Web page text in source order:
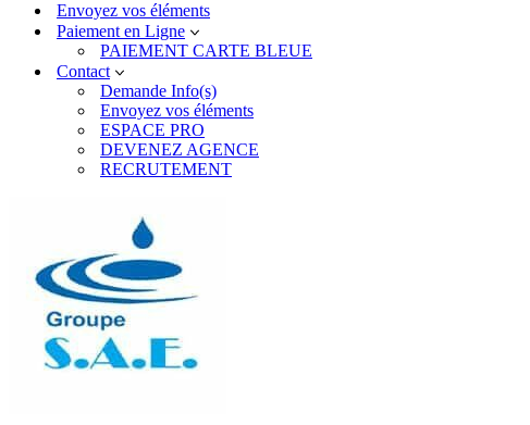
Envoyez vos éléments
Paiement en Ligne
PAIEMENT CARTE BLEUE
Contact
Demande Info(s)
Envoyez vos éléments
ESPACE PRO
DEVENEZ AGENCE
RECRUTEMENT